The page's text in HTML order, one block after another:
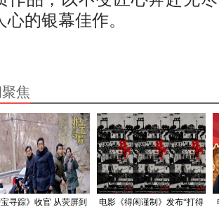
心的银幕佳作。
焦
宝寻踪》收官 从荧屏到
电影《得闲谨制》发布“打得